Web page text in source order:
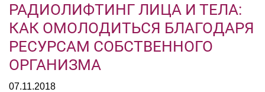
РАДИОЛИФТИНГ ЛИЦА И ТЕЛА:
КАК ОМОЛОДИТЬСЯ БЛАГОДАРЯ
РЕСУРСАМ СОБСТВЕННОГО
ОРГАНИЗМА
07.11.2018